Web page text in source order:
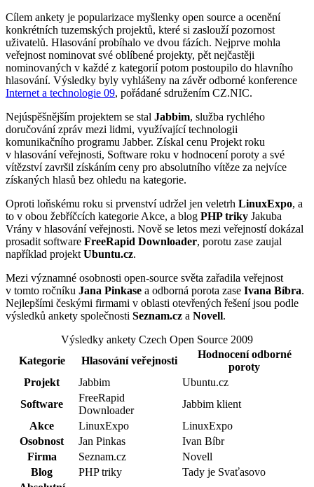
Cílem ankety je popularizace myšlenky open source a ocenění
konkrétních tuzemských projektů, které si zaslouží pozornost
uživatelů. Hlasování probíhalo ve dvou fázích. Nejprve mohla
veřejnost nominovat své oblíbené projekty, pět nejčastěji
nominovaných v každé z kategorií potom postoupilo do hlavního
hlasování. Výsledky byly vyhlášeny na závěr odborné konference
Internet a technologie 09, pořádané sdružením CZ.NIC.
Nejúspěšnějším projektem se stal Jabbim, služba rychlého
doručování zpráv mezi lidmi, využívající technologii
komunikačního programu Jabber. Získal cenu Projekt roku
v hlasování veřejnosti, Software roku v hodnocení poroty a své
vítězství završil získáním ceny pro absolutního vítěze za nejvíce
získaných hlasů bez ohledu na kategorie.
Oproti loňskému roku si prvenství udržel jen veletrh LinuxExpo, a
to v obou žebříčcích kategorie Akce, a blog PHP triky Jakuba
Vrány v hlasování veřejnosti. Nově se letos mezi veřejností dokázal
prosadit software FreeRapid Downloader, porotu zase zaujal
například projekt Ubuntu.cz.
Mezi významné osobnosti open-source světa zařadila veřejnost
v tomto ročníku Jana Pinkase a odborná porota zase Ivana Bíbra.
Nejlepšími českými firmami v oblasti otevřených řešení jsou podle
výsledků ankety společnosti Seznam.cz a Novell.
Výsledky ankety Czech Open Source 2009
Kategorie
Hlasování veřejnosti
Hodnocení odborné
poroty
Projekt
Jabbim
Ubuntu.cz
Software
FreeRapid
Downloader
Jabbim klient
Akce
LinuxExpo
LinuxExpo
Osobnost
Jan Pinkas
Ivan Bíbr
Firma
Seznam.cz
Novell
Blog
PHP triky
Tady je Svaťasovo